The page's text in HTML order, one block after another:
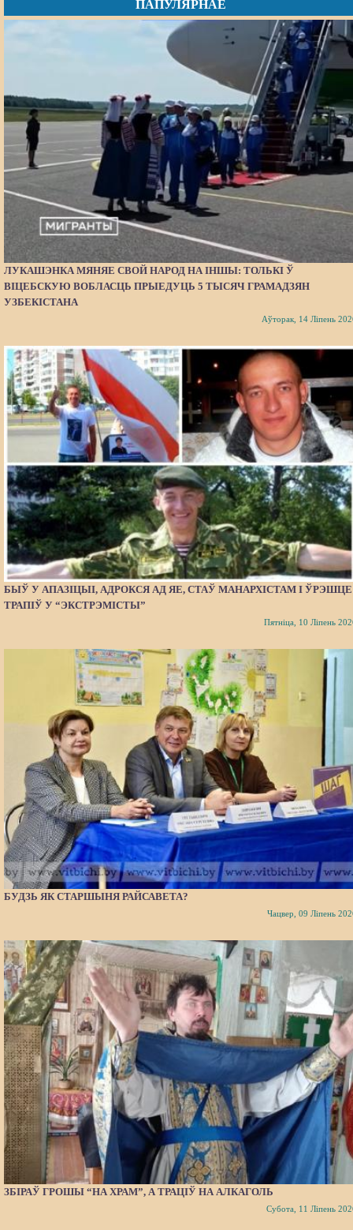
ПАПУЛЯРНАЕ
ЛУКАШЭНКА МЯНЯЕ СВОЙ НАРОД НА ІНШЫ: ТОЛЬКІ Ў
ВІЦЕБСКУЮ ВОБЛАСЦЬ ПРЫЕДУЦЬ 5 ТЫСЯЧ ГРАМАДЗЯН
УЗБЕКІСТАНА
Аўторак, 14 Ліпень
БЫЎ У АПАЗІЦЫІ, АДРОКСЯ АД ЯЕ, СТАЎ МАНАРХІСТАМ І ЎРЭШЦЕ
ТРАПІЎ У “ЭКСТРЭМІСТЫ”
Пятніца, 10 Ліпень
БУДЗЬ ЯК СТАРШЫНЯ РАЙСАВЕТА?
Чацвер, 09 Ліпень
ЗБІРАЎ ГРОШЫ “НА ХРАМ”, А ТРАЦІЎ НА АЛКАГОЛЬ
Субота, 11 Ліпень